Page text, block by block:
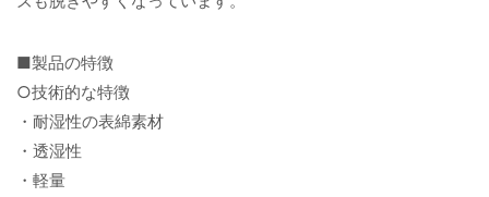
■製品の特徴
○技術的な特徴
・耐湿性の表綿素材
・透湿性
・軽量